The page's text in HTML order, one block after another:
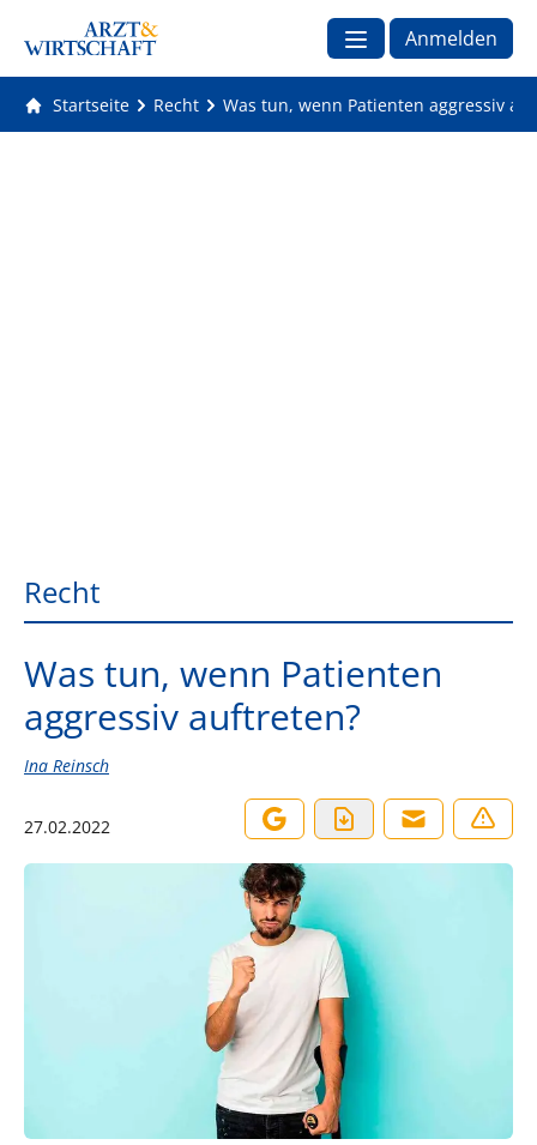
Anmelden
Startseite Recht Was tun, wenn Patienten aggressiv
Recht
Was tun, wenn Patienten
aggressiv auftreten?
Ina Reinsch
27.02.2022